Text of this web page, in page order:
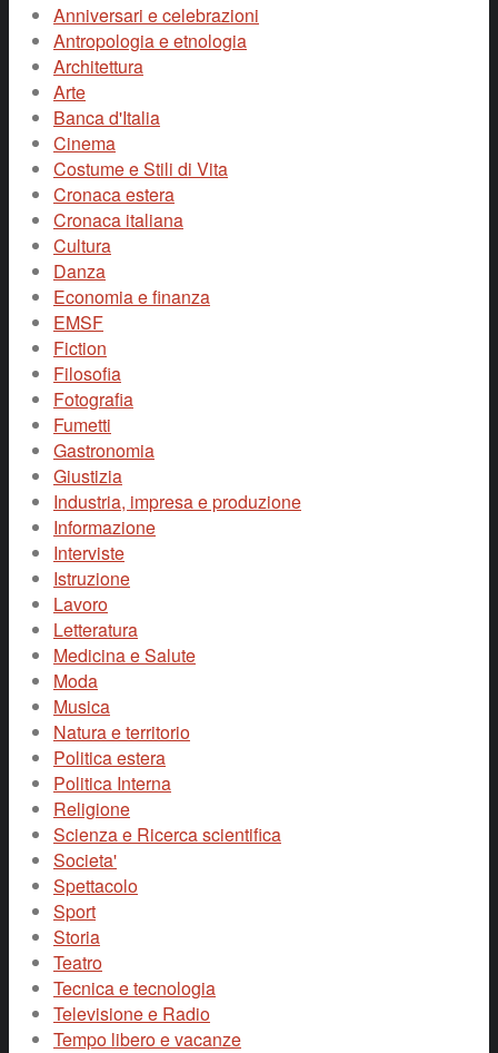
Anniversari e celebrazioni
Antropologia e etnologia
Architettura
Arte
Banca d'Italia
Cinema
Costume e Stili di Vita
Cronaca estera
Cronaca italiana
Cultura
Danza
Economia e finanza
EMSF
Fiction
Filosofia
Fotografia
Fumetti
Gastronomia
Giustizia
Industria, impresa e produzione
Informazione
Interviste
Istruzione
Lavoro
Letteratura
Medicina e Salute
Moda
Musica
Natura e territorio
Politica estera
Politica Interna
Religione
Scienza e Ricerca scientifica
Societa'
Spettacolo
Sport
Storia
Teatro
Tecnica e tecnologia
Televisione e Radio
Tempo libero e vacanze